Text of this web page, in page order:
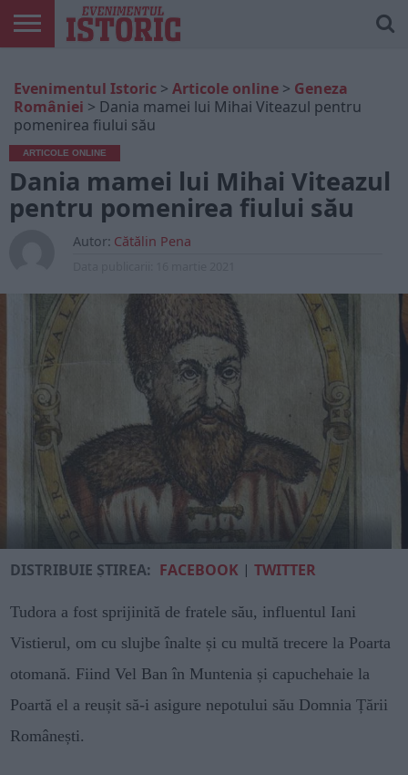
ONLINE
EDIȚII
TIPĂRITE
ISTORIC
PLAY
CONTUL
MEU
Evenimentul Istoric > Articole online > Geneza
României > Dania mamei lui Mihai Viteazul pentru
pomenirea fiului său
ARTICOLE ONLINE
Dania mamei lui Mihai Viteazul
pentru pomenirea fiului său
Autor: Cătălin Pena
DISTRIBUIE ȘTIREA: FACEBOOK |TWITTER
Tudora a fost sprijinită de fratele său, influentul Iani
Vistierul, om cu slujbe înalte și cu multă trecere la Poarta
otomană. Fiind Vel Ban în Muntenia și capuchehaie la
Poartă el a reușit să-i asigure nepotului său Domnia Țării
Românești.